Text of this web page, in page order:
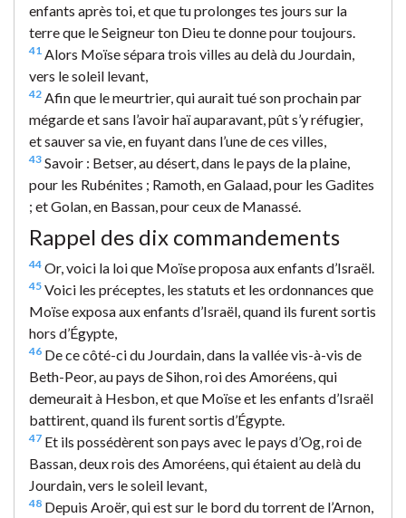
enfants après toi, et que tu prolonges tes jours sur la
terre que le Seigneur ton Dieu te donne pour toujours.
41 Alors Moïse sépara trois villes au delà du Jourdain,
vers le soleil levant,
42 Afin que le meurtrier, qui aurait tué son prochain par
mégarde et sans l’avoir haï auparavant, pût s’y réfugier,
et sauver sa vie, en fuyant dans l’une de ces villes,
43 Savoir : Betser, au désert, dans le pays de la plaine,
pour les Rubénites ; Ramoth, en Galaad, pour les Gadites
; et Golan, en Bassan, pour ceux de Manassé.
Rappel des dix commandements
44 Or, voici la loi que Moïse proposa aux enfants d’Israël.
45 Voici les préceptes, les statuts et les ordonnances que
Moïse exposa aux enfants d’Israël, quand ils furent sortis
hors d’Égypte,
46 De ce côté-ci du Jourdain, dans la vallée vis-à-vis de
Beth-Peor, au pays de Sihon, roi des Amoréens, qui
demeurait à Hesbon, et que Moïse et les enfants d’Israël
battirent, quand ils furent sortis d’Égypte.
47 Et ils possédèrent son pays avec le pays d’Og, roi de
Bassan, deux rois des Amoréens, qui étaient au delà du
Jourdain, vers le soleil levant,
48 Depuis Aroër, qui est sur le bord du torrent de l’Arnon,